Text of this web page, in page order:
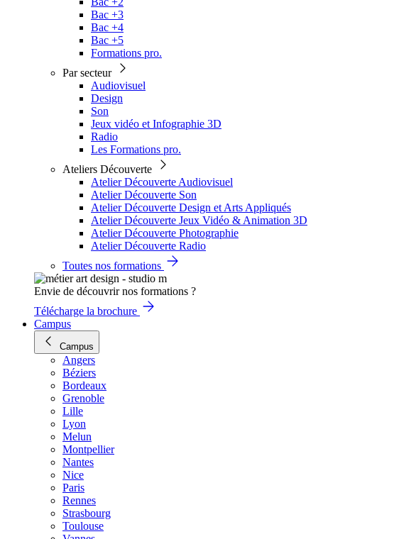
Bac +3
Bac +4
Bac +5
Formations pro.
Par secteur
Audiovisuel
Design
Son
Jeux vidéo et Infographie 3D
Radio
Les Formations pro.
Ateliers Découverte
Atelier Découverte Audiovisuel
Atelier Découverte Son
Atelier Découverte Design et Arts Appliqués
Atelier Découverte Jeux Vidéo & Animation 3D
Atelier Découverte Photographie
Atelier Découverte Radio
Toutes nos formations
Envie de découvrir nos formations ?
Télécharge la brochure
Campus
Campus
Angers
Béziers
Bordeaux
Grenoble
Lille
Lyon
Melun
Montpellier
Nantes
Nice
Paris
Rennes
Strasbourg
Toulouse